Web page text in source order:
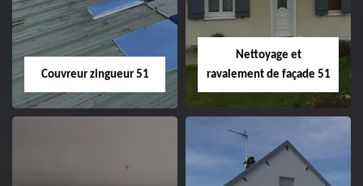
Couvreur zingueur 51
Nettoyage et
ravalement de façade 51